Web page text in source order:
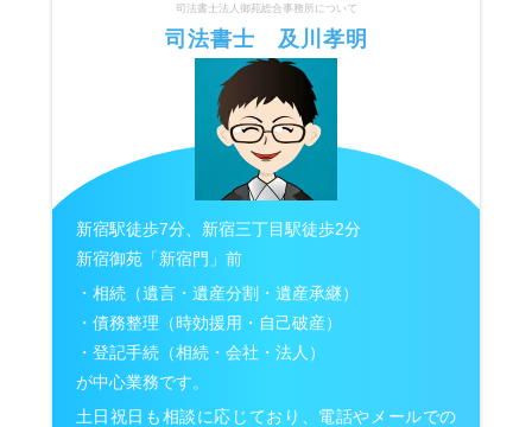
司法書士法人御苑総合事務所について
司法書士 及川孝明
新宿駅徒歩7分、新宿三丁目駅徒歩2分
新宿御苑「新宿門」前
・相続（遺言・遺産分割・遺産承継）
・債務整理（時効援用・自己破産）
・登記手続（相続・会社・法人）
が中心業務です。
土日祝日も相談に応じており、電話やメールでの